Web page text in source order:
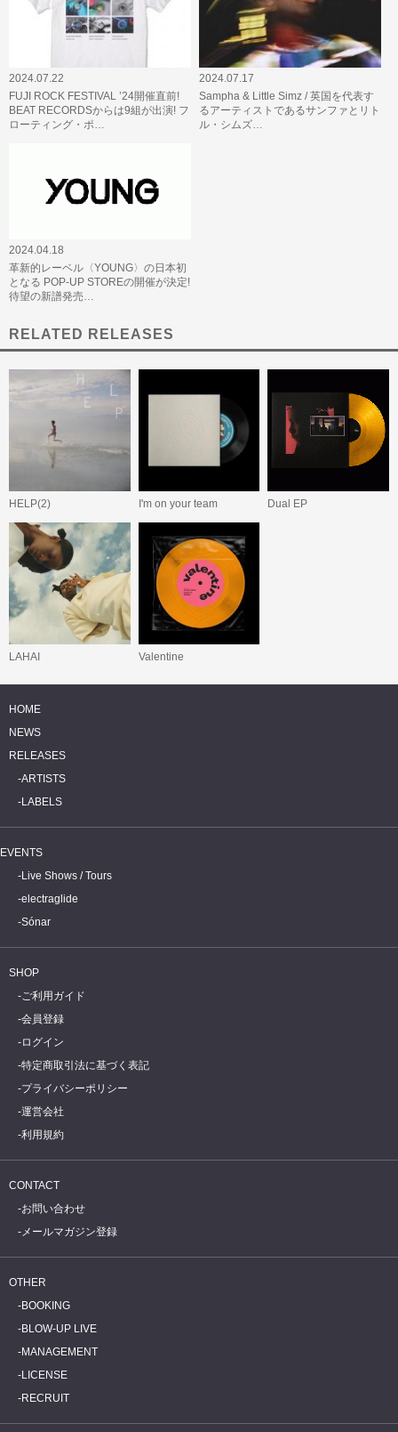
2024.07.22
FUJI ROCK FESTIVAL ’24開催直前!
BEAT RECORDSからは9組が出演! フ
ローティング・ポ…
2024.07.17
Sampha & Little Simz / 英国を代表す
るアーティストであるサンファとリト
ル・シムズ…
2024.04.18
革新的レーベル〈YOUNG〉の日本初
となる POP-UP STOREの開催が決定!
待望の新譜発売…
RELATED RELEASES
HELP(2) I'm on your team Dual EP
LAHAI Valentine
HOME
NEWS
RELEASES
ARTISTS
LABELS
EVENTS
Live Shows / Tours
electraglide
Sónar
SHOP
ご利用ガイド
会員登録
ログイン
特定商取引法に基づく表記
プライバシーポリシー
運営会社
利用規約
CONTACT
お問い合わせ
メールマガジン登録
OTHER
BOOKING
BLOW-UP LIVE
MANAGEMENT
LICENSE
RECRUIT